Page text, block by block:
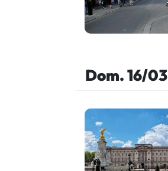
Dom. 16/03